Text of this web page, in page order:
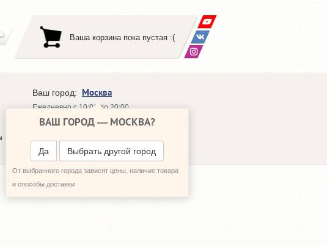
Ваша корзина пока пустая :(
Ваш город: Москва
ВАШ ГОРОД — МОСКВА?
Да Выбрать другой город
От выбранного города зависят цены, наличие товара
и способы доставки
Ежедневно с 10:00 до 20:00
+7 (495) 648-64-30
ПЕРЕЗВОНИТЬ МНЕ